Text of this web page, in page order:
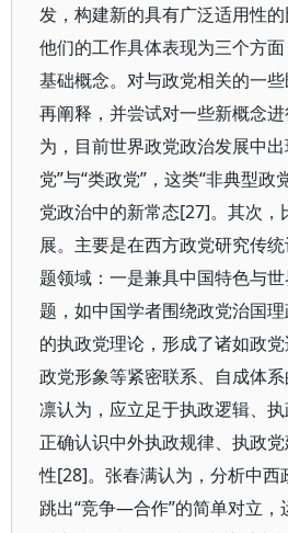
发，构建新的具有广泛适用性的
他们的工作具体表现为三个方
基础概念。对与政党相关的一
再阐释，并尝试对一些新概念
为，目前世界政党政治发展中
党”与“类政党”，这类“非典型政
党政治中的新常态[27]。其次，
展。主要是在西方政党研究传
题领域：一是兼具中国特色与
题，如中国学者围绕政党治国
的执政党理论，形成了诸如政党
政党形象等紧密联系、自成体
凛认为，应立足于执政逻辑、执
正确认识中外执政规律、执政
性[28]。张春满认为，分析中西
跳出“竞争—合作”的简单对立，